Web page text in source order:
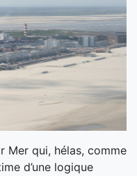
Mer qui, hélas, comme
d’une logique